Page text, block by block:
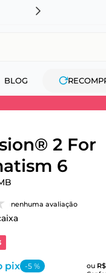
LOJA
BLOG
2 For
6
nenhuma avaliação
ou R$
pix -5%